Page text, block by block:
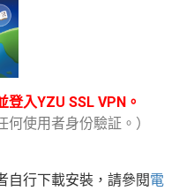
入YZU SSL VPN。
何使用者身份驗証。）
自行下載安裝，請參閱電